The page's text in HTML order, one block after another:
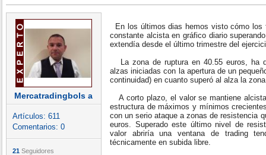
Mercatradingbols a
Artículos: 611
Comentarios: 0
21 Seguidores
En los últimos dias hemos visto cómo los
constante alcista en gráfico diario
extendía desde el último trimestre del
La zona de ruptura en 40.55 euros, ha
alzas iniciadas con la apertura de un
continuidad) en cuanto superó al alza la
A corto plazo, el valor se mantiene
estructura de máximos y mínimos
con un serio ataque a zonas de resistencia
euros. Superado este último nivel de
valor abriría una ventana de trading
técnicamente en subida libre.